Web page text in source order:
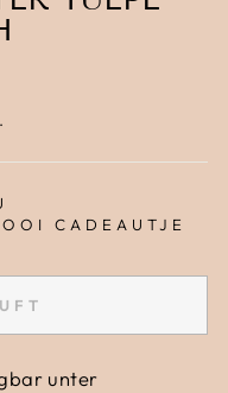
CADEAUTJE
unter